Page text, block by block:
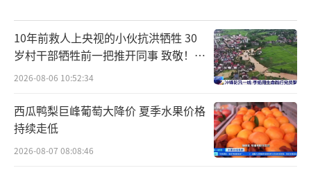
10年前救人上央视的小伙抗洪牺牲 30
岁村干部牺牲前一把推开同事 致敬！送
别！
2026-08-06 10:52:34
西瓜鸭梨巨峰葡萄大降价 夏季水果价格
持续走低
2026-08-07 08:08:46